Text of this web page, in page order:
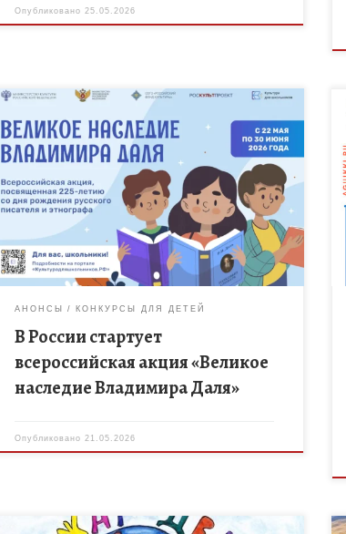
Опубликовано 25.05.2026
С 22 мая по 30 июня 2026 года в рамках
межведомственного культурно-образовательного
проекта «Культура для школьников» пройдет
всероссийская акция «Великое наследие
Владимира Даля», приуроченная к […]
АНОНСЫ КОНКУРСЫ ДЛЯ ДЕТЕЙ
В России стартует
всероссийская акция «Великое
наследие Владимира Даля»
Опубликовано 21.05.2026